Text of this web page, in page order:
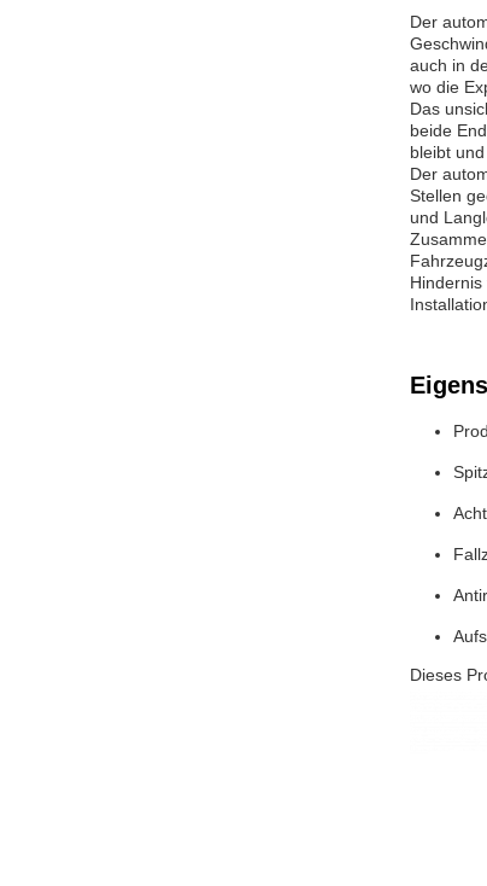
Der
auch in
wo die
Das
beide
bleibt
Der
Stellen
und
Dieses